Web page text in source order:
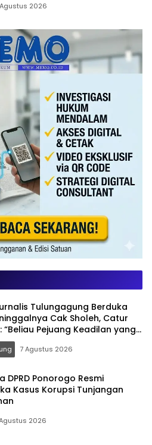
2026
Tulungagung Berduka
Cak Sholeh, Catur
“Beliau Pejuang Keadilan yang
7 Agustus 2026
DPRD Ponorogo Resmi
Kasus Korupsi Tunjangan
2026